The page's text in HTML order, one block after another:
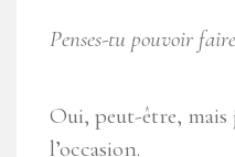
Penses-tu pouvoir
Oui, peut-être, mais
l’occasion.